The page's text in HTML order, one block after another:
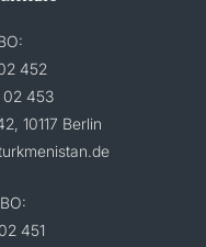
452
453
10117 Berlin
451